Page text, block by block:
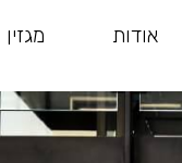
אודות
מגזין